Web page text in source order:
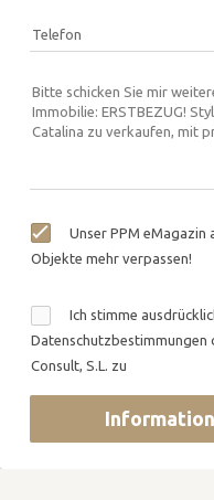
Telefon
Unser PPM eMagazin
Objekte mehr verpassen!
Ich stimme
Datenschutzbestimmungen
Consult, S.L. zu